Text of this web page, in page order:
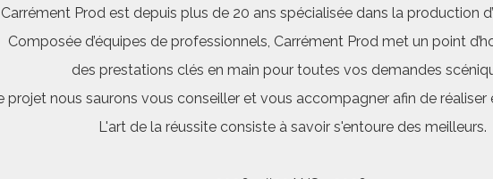
Prod est depuis plus de 20 ans spécialisée dans la production
Composée d’équipes de professionnels, Carrément Prod met un point
des prestations clés en main pour toutes vos demandes
projet nous saurons vous conseiller et vous accompagner afin de réaliser
L'art de la réussite consiste à savoir s'entoure des meilleurs.